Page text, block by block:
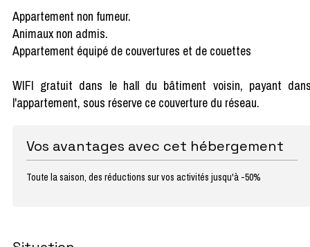
Appartement non fumeur.
Animaux non admis.
Appartement équipé de couvertures et de couettes
WIFI gratuit dans le hall du bâtiment voisin, payant
l'appartement, sous réserve ce couverture du réseau.
Vos avantages avec cet hébergement
Toute la saison, des réductions sur vos activités jusqu'à -50%